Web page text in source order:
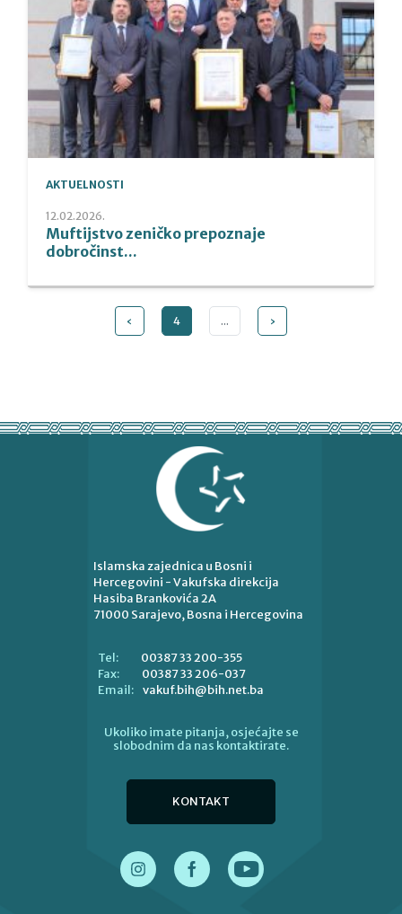
AKTUELNOSTI
12.02.2026.
Muftijstvo zeničko prepoznaje
dobročinst...
‹ 4 ... ›
Islamska zajednica u Bosni i
Hercegovini - Vakufska direkcija
Hasiba Brankovića 2A
71000 Sarajevo, Bosna i Hercegovina
Tel:
00387 33 200-355
Fax:
00387 33 206-037
Email: vakuf.bih@bih.net.ba
Ukoliko imate pitanja, osjećajte se
slobodnim da nas kontaktirate.
KONTAKT